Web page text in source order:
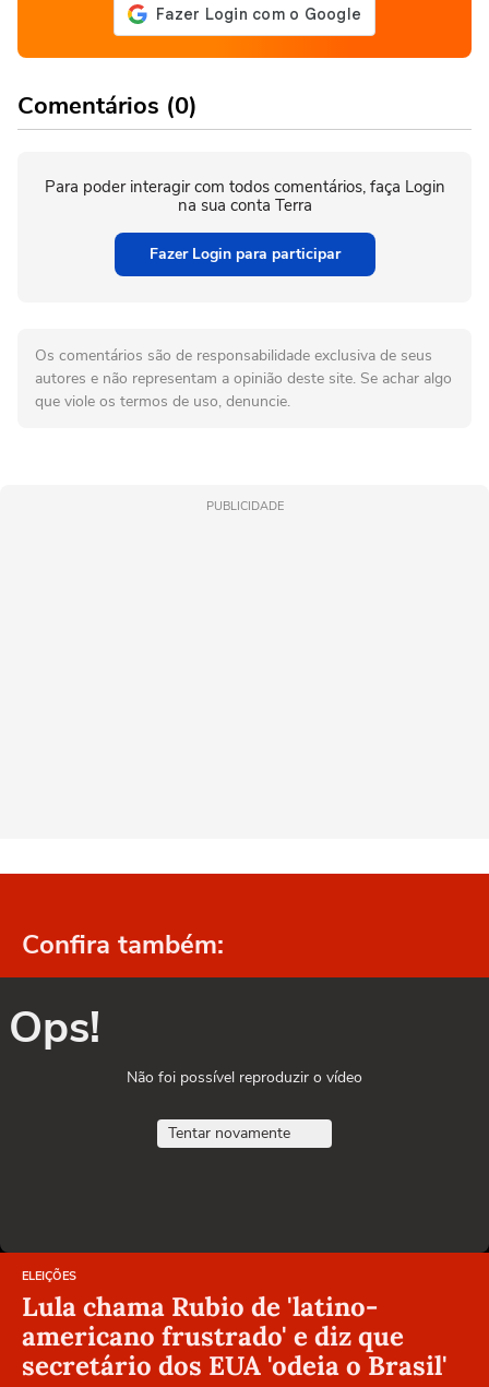
Comentários (0)
Para poder interagir com todos comentários, faça Login
na sua conta Terra
Fazer Login para participar
Os comentários são de responsabilidade exclusiva de seus
autores e não representam a opinião deste site. Se achar algo
que viole os termos de uso, denuncie.
PUBLICIDADE
Confira também:
Ops!
Não foi possível reproduzir o vídeo
Tentar novamente
ELEIÇÕES
Lula chama Rubio de 'latino-
americano frustrado' e diz que
secretário dos EUA 'odeia o Brasil'